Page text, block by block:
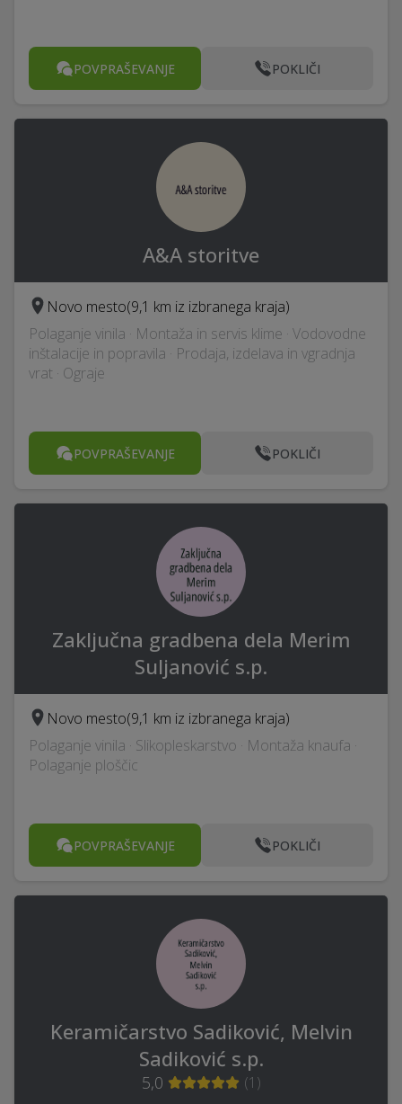
POVPRAŠEVANJE POKLIČI
A&A storitve
Novo mesto(9,1 km iz izbranega kraja)
Polaganje vinila · Montaža in servis klime · Vodovodne
inštalacije in popravila · Prodaja, izdelava in vgradnja
vrat · Ograje
POVPRAŠEVANJE POKLIČI
Zaključna gradbena dela Merim
Suljanović s.p.
Novo mesto(9,1 km iz izbranega kraja)
Polaganje vinila · Slikopleskarstvo · Montaža knaufa ·
Polaganje ploščic
POVPRAŠEVANJE POKLIČI
Keramičarstvo Sadiković, Melvin
Sadiković s.p.
5,0 (1 )